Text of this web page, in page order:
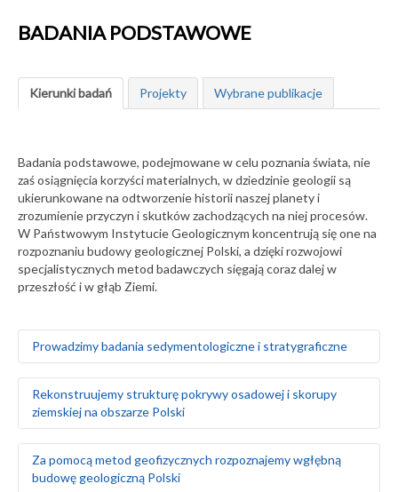
BADANIA PODSTAWOWE
Kierunki badań Projekty Wybrane publikacje
Badania podstawowe, podejmowane w celu poznania świata, nie
zaś osiągnięcia korzyści materialnych, w dziedzinie geologii są
ukierunkowane na odtworzenie historii naszej planety i
zrozumienie przyczyn i skutków zachodzących na niej procesów.
W Państwowym Instytucie Geologicznym koncentrują się one na
rozpoznaniu budowy geologicznej Polski, a dzięki rozwojowi
specjalistycznych metod badawczych sięgają coraz dalej w
przeszłość i w głąb Ziemi.
Prowadzimy badania sedymentologiczne i stratygraficzne
występujących na obszarze Polski i Europy, zarówno na
powierzchni ziemi, jak i głęboko pod nią
Za pomocą badań makrofaunistycznych,
makroflorystycznych, mikro- i makroplaeontologicznych
oraz palinologicznych określamy wiek skał
Tworzymy podziały litostratygraficzne stratygrafii
Rekonstruujemy strukturę pokrywy osadowej i skorupy
ziemskiej na obszarze Polski
podstawie analizy strukturalnej w odsłonięciach
powierzchniowych i otworach wiertniczych
Za pomocą metod geofizycznych rozpoznajemy wgłębną
budowę geologiczną Polski